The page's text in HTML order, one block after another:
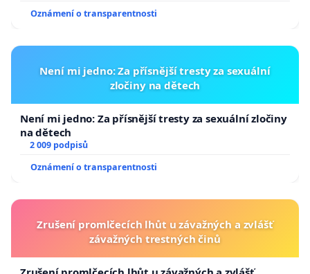
Oznámení o transparentnosti
Není mi jedno: Za přísnější tresty za sexuální
zločiny na dětech
Není mi jedno: Za přísnější tresty za sexuální zločiny
na dětech
2 009 podpisů
Oznámení o transparentnosti
Zrušení promlčecích lhůt u závažných a zvlášť
závažných trestných činů